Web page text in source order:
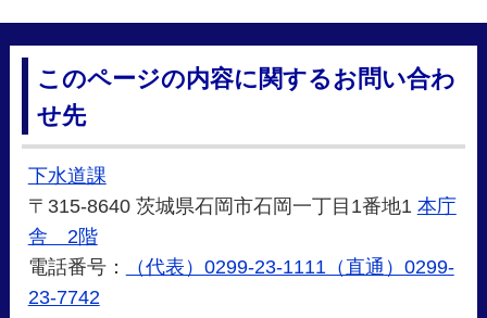
このページの内容に関するお問い合わ
せ先
下水道課
〒315-8640 茨城県石岡市石岡一丁目1番地1 本庁
舎 2階
電話番号：
（代表）0299-23-1111（直通）0299-
23-7742